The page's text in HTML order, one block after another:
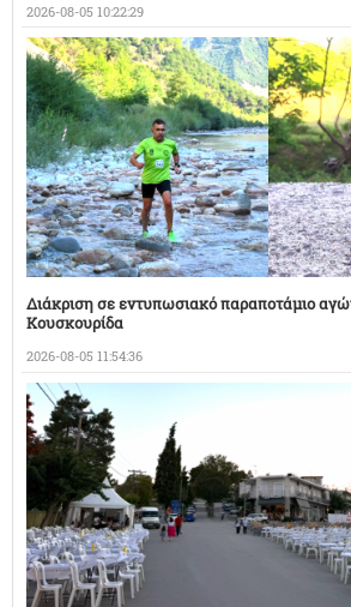
2026-08-05 10:22:29
Διάκριση σε εντυπωσιακό παραποτάμιο
Κουσκουρίδα
2026-08-05 11:54:36